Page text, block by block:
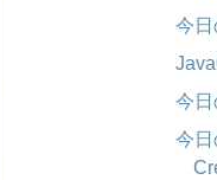
今日
今日
今日